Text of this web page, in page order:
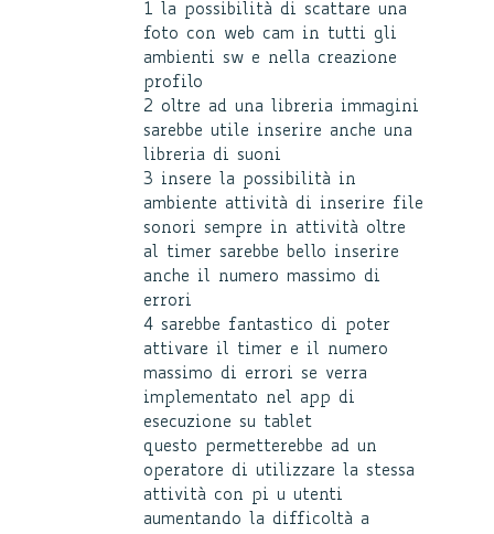
1 la possibilità di scattare una
foto con web cam in tutti gli
ambienti sw e nella creazione
profilo
2 oltre ad una libreria immagini
sarebbe utile inserire anche una
libreria di suoni
3 insere la possibilità in
ambiente attività di inserire file
sonori sempre in attività oltre
al timer sarebbe bello inserire
anche il numero massimo di
errori
4 sarebbe fantastico di poter
attivare il timer e il numero
massimo di errori se verra
implementato nel app di
esecuzione su tablet
questo permetterebbe ad un
operatore di utilizzare la stessa
attività con pi u utenti
aumentando la difficoltà a